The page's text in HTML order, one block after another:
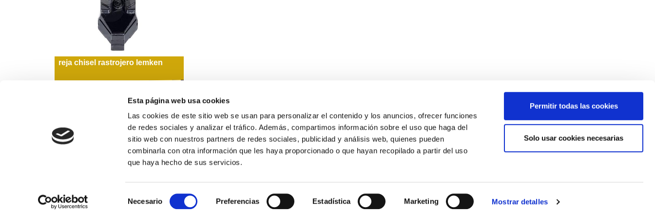
Esta página web usa cookies
Las cookies de este sitio web se usan para personalizar el contenido y los anuncios, ofrecer funciones
de redes sociales y analizar el tráfico. Además, compartimos información sobre el uso que haga del
sitio web con nuestros partners de redes sociales, publicidad y análisis web, quienes pueden
combinarla con otra información que les haya proporcionado o que hayan recopilado a partir del uso
que haya hecho de sus servicios.
de
Necesario Preferencias Estadística Marketing Mostrar detalles
Permitir todas las cookies
Solo usar cookies necesarias
reja chisel rastrojero lemken
Gastos de envío gratis
para compras superiores a 120 €
¿Quieres estar siempre informado?
974 311 109
Horario de atención al público: de lunes a viernes de 9 a 19 h.